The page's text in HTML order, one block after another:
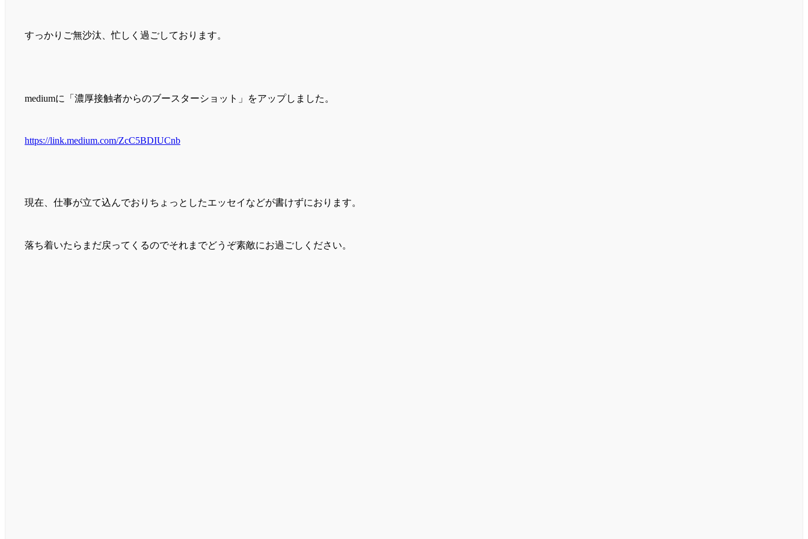
すっかりご無沙汰、忙しく過ごしております。
mediumに「濃厚接触者からのブースターショット」をアップしました。
https://link.medium.com/ZcC5BDIUCnb
現在、仕事が立て込んでおりちょっとしたエッセイなどが書けずにおります。
落ち着いたらまだ戻ってくるのでそれまでどうぞ素敵にお過ごしください。